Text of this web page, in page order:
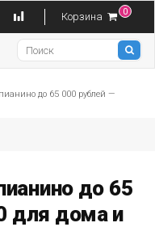
Корзина 0
до 65 000 рублей —
до 65
для дома и